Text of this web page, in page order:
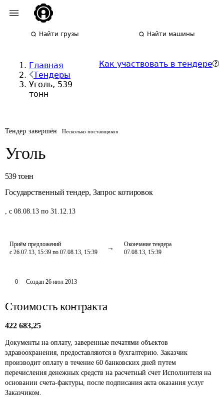
Найти грузы Найти машины
Главная
Тендеры
Уголь, 539
тонн
Как участвовать в тендере
Тендер завершён Несколько поставщиков
Уголь
539 тонн
Государственный тендер, Запрос котировок
, с 08.08.13 по 31.12.13
Приём предложений
с 26.07.13, 15:39 по 07.08.13, 15:39
Окончание тендера
07.08.13, 15:39
0 Создан 26 июл 2013
Стоимость контракта
422 683,25
Документы на оплату, заверенные печатями объектов
здравоохранения, предоставляются в бухгалтерию. Заказчик
производит оплату в течение 60 банковских дней путем
перечисления денежных средств на расчетный счет Исполнителя на
основании счета-фактуры, после подписания акта оказания услуг
Заказчиком.